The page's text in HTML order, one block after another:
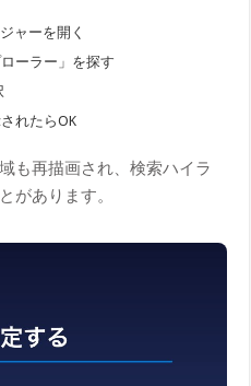
ャーを開く
ーラー」を探す
れたらOK
も再描画され、検索ハイラ
があります。